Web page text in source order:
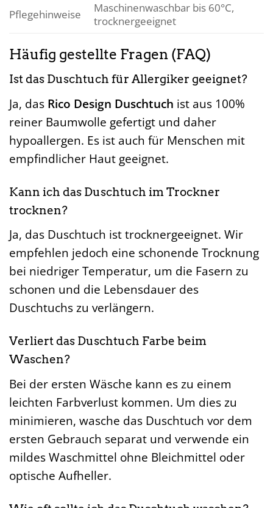
Pflegehinweise
Maschinenwaschbar bis 60°C,
trocknergeeignet
Häufig gestellte Fragen (FAQ)
Ist das Duschtuch für Allergiker geeignet?
Ja, das Rico Design Duschtuch ist aus 100%
reiner Baumwolle gefertigt und daher
hypoallergen. Es ist auch für Menschen mit
empfindlicher Haut geeignet.
Kann ich das Duschtuch im Trockner
trocknen?
Ja, das Duschtuch ist trocknergeeignet. Wir
empfehlen jedoch eine schonende Trocknung
bei niedriger Temperatur, um die Fasern zu
schonen und die Lebensdauer des
Duschtuchs zu verlängern.
Verliert das Duschtuch Farbe beim
Waschen?
Bei der ersten Wäsche kann es zu einem
leichten Farbverlust kommen. Um dies zu
minimieren, wasche das Duschtuch vor dem
ersten Gebrauch separat und verwende ein
mildes Waschmittel ohne Bleichmittel oder
optische Aufheller.